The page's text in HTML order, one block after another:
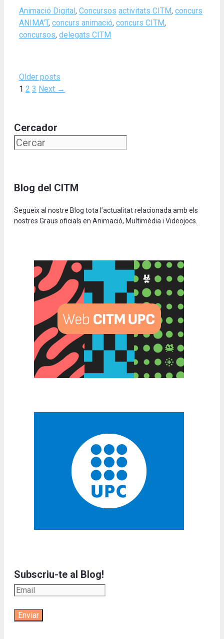
Categories
Animació Digital , Concursos Tags
activitats CITM, concurs
ANIMA'T, concurs animació, concurs CITM,
concursos, delegats CITM
Older posts
Page
1 Page
2 Page
3 Next →
Cercador
Blog del CITM
Segueix al nostre Blog tota l’actualitat relacionada amb els
nostres Graus oficials en Animació, Multimèdia i Videojocs.
Subscriu-te al Blog!